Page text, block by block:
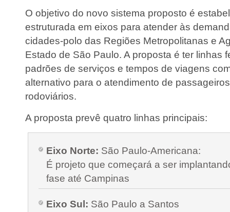
O objetivo do novo sistema proposto é
estruturada em eixos para atender às
cidades-polo das Regiões Metropolitanas e
Estado de São Paulo. A proposta é ter linhas
padrões de serviços e tempos de viagens
alternativo para o atendimento de
rodoviários.
A proposta prevê quatro linhas principais:
Eixo Norte: São Paulo-Americana:
É projeto que começará a ser
fase até Campinas
Eixo Sul: São Paulo a Santos